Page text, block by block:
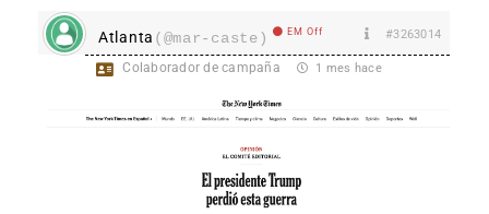
Atlanta (@mar-caste) EM Off #3263014
Colaborador de campaña 1 mes hace